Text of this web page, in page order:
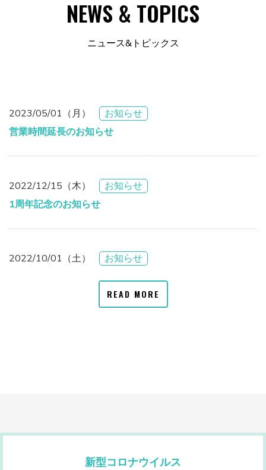
NEWS & TOPICS
ニュース&トピックス
READ MORE
新型コロナウイルス